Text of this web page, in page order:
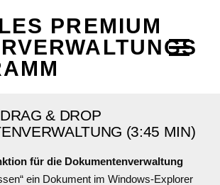
PREMIUM
& DROP
(3:45 MIN)
für die Dokumentenverwaltung
ein Dokument im Windows-Explorer